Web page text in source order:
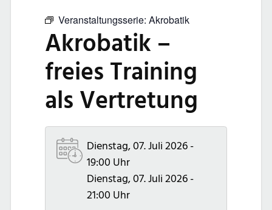
Veranstaltungsserie: Akrobatik
Akrobatik –
freies Training
als Vertretung
Dienstag, 07. Juli 2026 -
19:00 Uhr
Dienstag, 07. Juli 2026 -
21:00 Uhr